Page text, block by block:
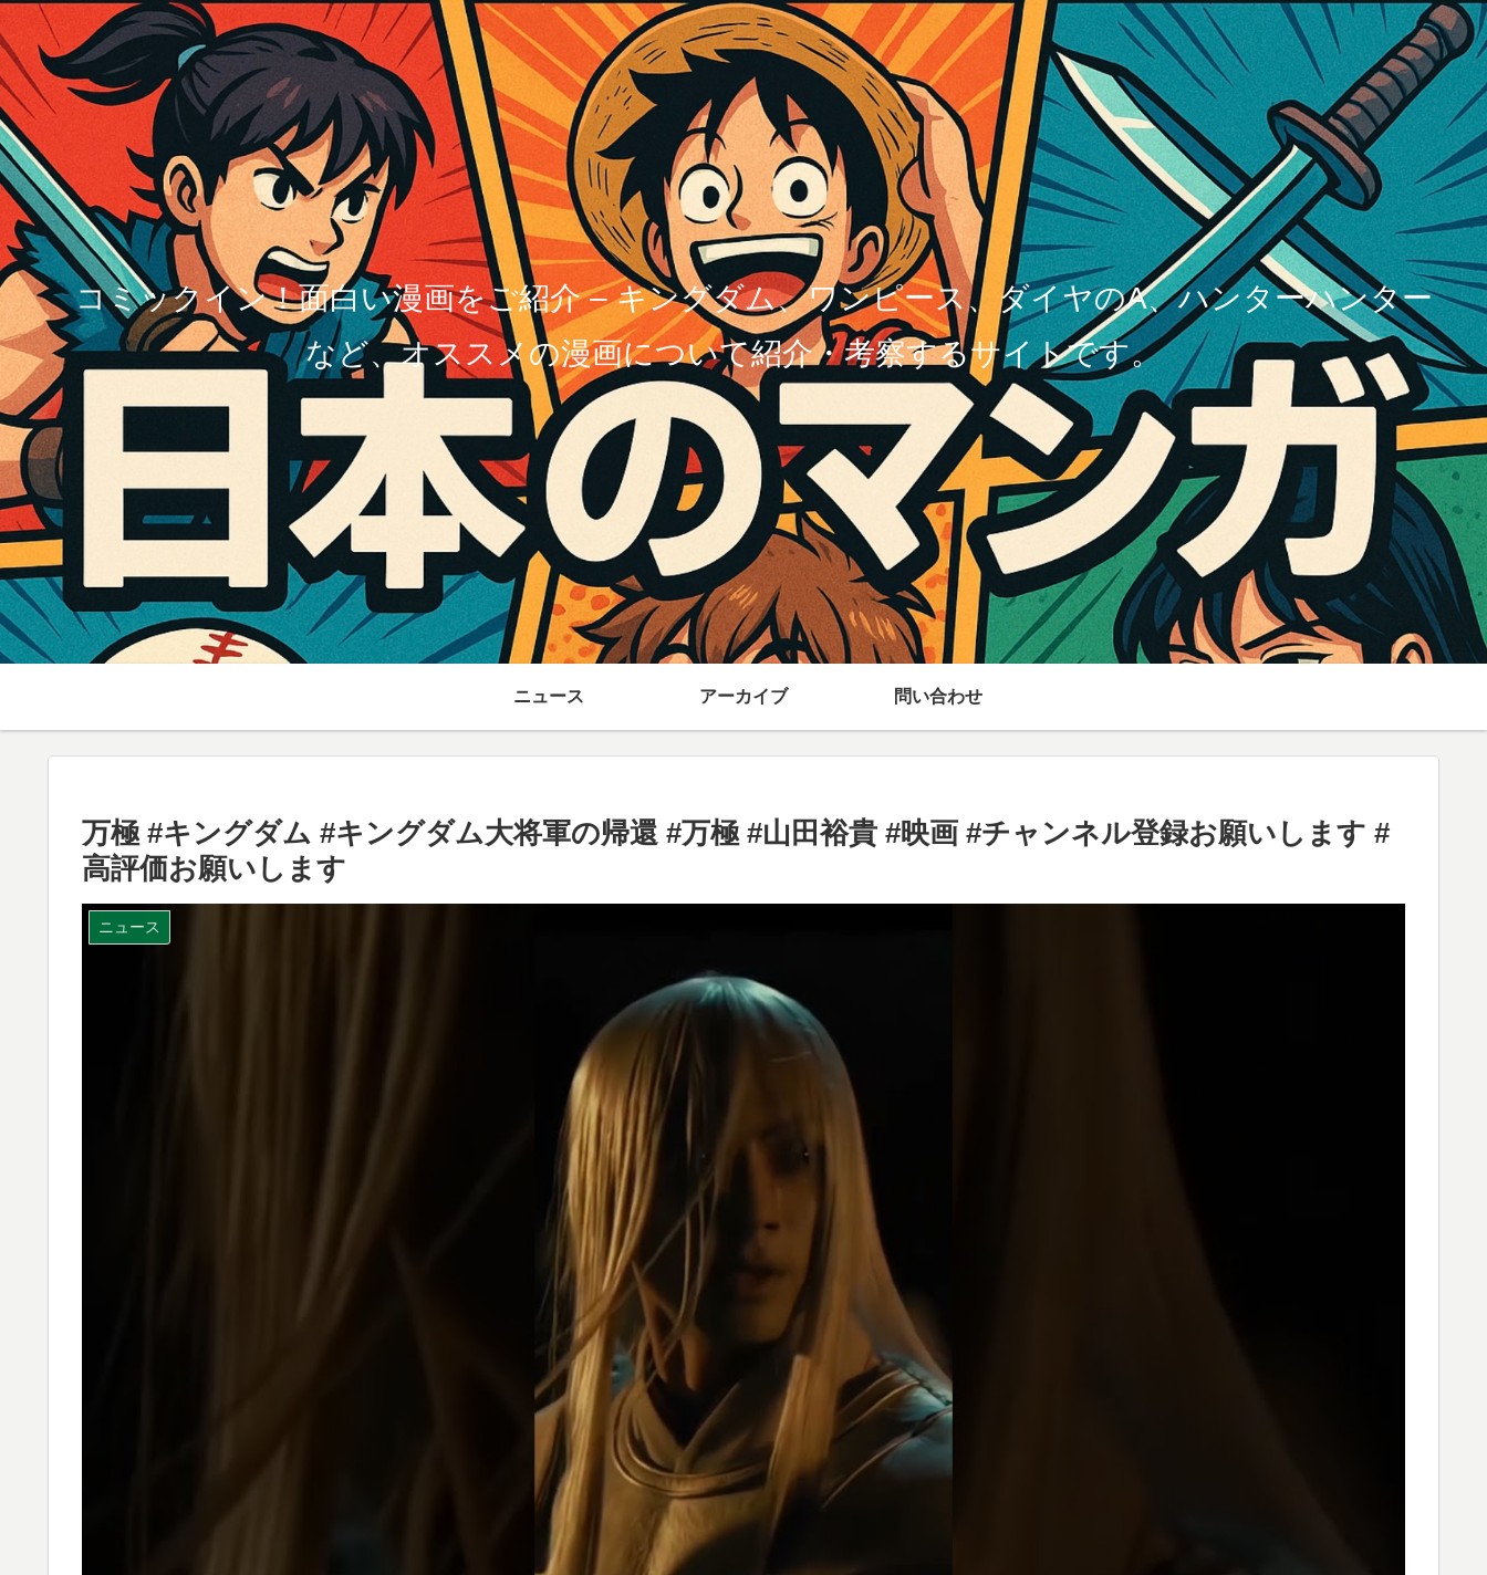
コミックイン！面白い漫画をご紹介 – キングダム、ワンピース、ダイヤのA、ハンターハンター
など、オススメの漫画について紹介・考察するサイトです。
ニュース アーカイブ 問い合わせ
万極 #キングダム #キングダム大将軍の帰還 #万極 #山田裕貴 #映画 #チャンネル登録お願いします #
高評価お願いします
ニュース